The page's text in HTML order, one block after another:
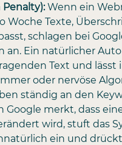
Wenn ein
Woche Texte,
schlagen bei
an. Ein natürlicher
Text und lässt
oder nervöse
ständig an den
Google merkt, dass
wird, stuft das
ein und